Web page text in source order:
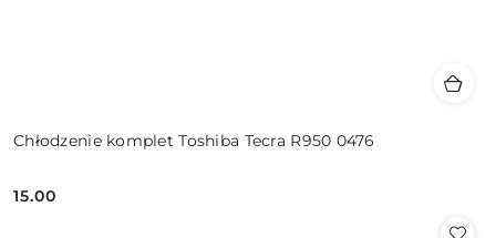
Chłodzenie komplet Toshiba Tecra R950 0476
Cena:
15.00